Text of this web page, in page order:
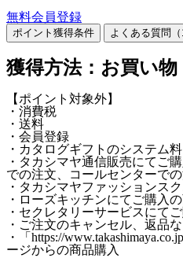
無料会員登録
ポイント獲得条件 よくある質問（
獲得方法：お買い物
【ポイント対象外】
・消費税
・送料
・会員登録
・カタログギフトのシステム料
・タカシマヤ通信販売にてご
での注文、コールセンターでの
・タカシマヤファッションス
・ローズキッチンにてご購入
・セクレタリーサービスにて
・ご注文のキャンセル、返品
・「https://
ージからの商品購入